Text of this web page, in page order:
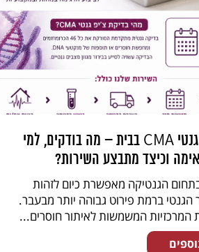
בדיקת צ׳יפ גנטי CMA בבית – מה בודקים, למי
וכיצד מתבצע השירות?
הגנטיקה מאפשרת כיום לזהות
הגנטי ברמת פירוט גבוהה יותר מבעבר.
המרכזיות המשמשות לאיתור חוסרים...